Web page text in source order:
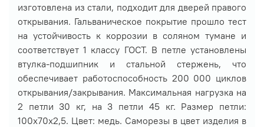
изготовлена из стали, подходит для дверей правого
открывания. Гальваническое покрытие прошло тест
на устойчивость к коррозии в соляном тумане и
соответствует 1 классу ГОСТ. В петле установлены
втулка-подшипник и стальной стержень, что
обеспечивает работоспособность 200 000 циклов
открывания/закрывания. Максимальная нагрузка на
2 петли 30 кг, на 3 петли 45 кг. Размер петли:
100x70x2,5. Цвет: медь. Саморезы в цвет изделия в